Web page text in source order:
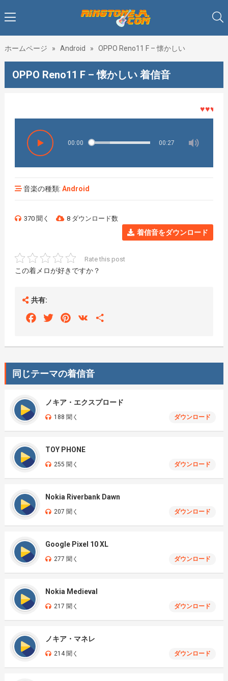
ホームページ » Android » OPPO Reno11 F – 懐かしい
OPPO Reno11 F – 懐かしい 着信音
♥♥♥着メ
00:00 00:27
音楽の種類: Android
370 聞く 8 ダウンロード数
着信音をダウンロード
Rate this post
この着メロが好きですか？
共有:
FacebookTwitterPinterest
VK
同じテーマの着信音
ノキア・エクスプロード
188 聞く ダウンロード
TOY PHONE
255 聞く ダウンロード
Nokia Riverbank Dawn
207 聞く ダウンロード
Google Pixel 10 XL
277 聞く ダウンロード
Nokia Medieval
217 聞く ダウンロード
ノキア・マネレ
214 聞く ダウンロード